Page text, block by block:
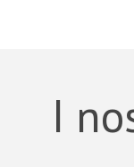
I